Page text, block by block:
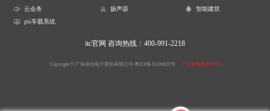
云会务
扬声器
智能建筑
pis车载系统
itc官网 咨询热线：400-991-2218
Copyright © 广东保伦电子股份有限公司 粤ICP备16106620号 产品参数解释声明